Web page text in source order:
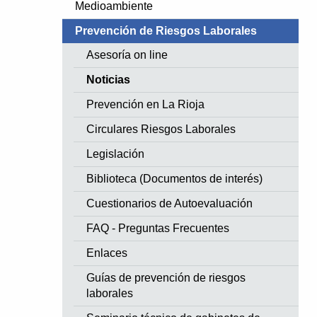
Medioambiente
Prevención de Riesgos Laborales
Asesoría on line
Noticias
Prevención en La Rioja
Circulares Riesgos Laborales
Legislación
Biblioteca (Documentos de interés)
Cuestionarios de Autoevaluación
FAQ - Preguntas Frecuentes
Enlaces
Guías de prevención de riesgos
laborales